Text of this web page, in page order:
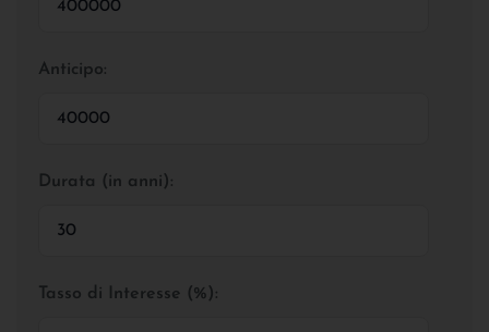
Anticipo:
Durata (in anni):
Tasso di Interesse (%):